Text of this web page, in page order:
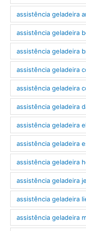
assistência geladeira
assistência geladeira
assistência geladeira
assistência geladeira
assistência geladeira
assistência geladeira
assistência geladeira
assistência geladeira
assistência geladeira
assistência geladeira
assistência geladeira
assistência geladeira